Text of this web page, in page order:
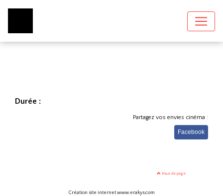
Durée :
Partagez vos envies cinéma :
Facebook
Haut de page
Création site internet www.erakys.com